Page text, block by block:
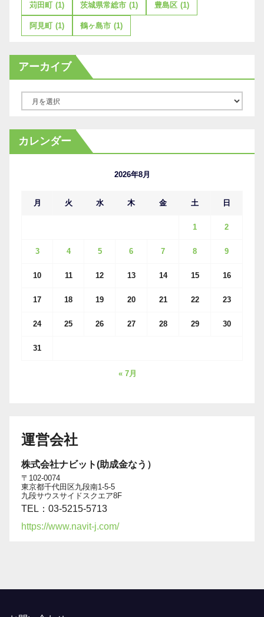
苅田町 (1) 茨城県常総市 (1) 豊島区 (1)
阿見町 (1) 鶴ヶ島市 (1)
アーカイブ
カ
イ
カレンダー
2026年8月
月 火 水 木 金 土 日
1 2
3 4 5 6 7 8 9
10 11 12 13 14 15 16
17 18 19 20 21 22 23
24 25 26 27 28 29 30
31
« 7月
運営会社
株式会社ナビット(助成金なう）
〒102-0074
東京都千代田区九段南1-5-5
九段サウスサイドスクエア8F
TEL：03-5215-5713
https://www.navit-j.com/